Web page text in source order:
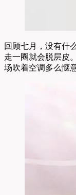
回顾七月，没有什
走一圈就会脱层皮
场吹着空调多么惬意